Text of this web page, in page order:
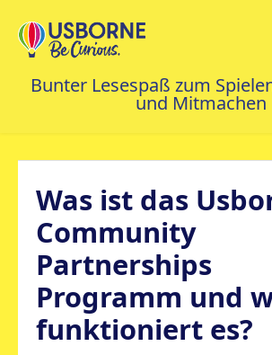
KONTAKT
Was ist das
Community
Partnerships
Programm und
funktioniert es?